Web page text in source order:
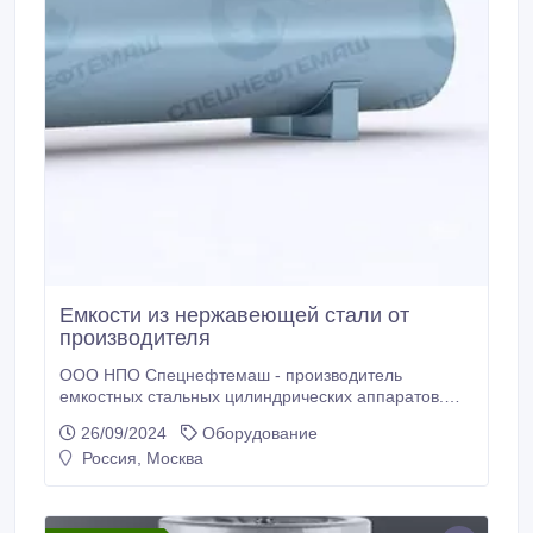
Емкости из нержавеющей стали от
производителя
ООО НПО Спецнефтемаш - производитель
емкостных стальных цилиндрических аппаратов.
предлагаем конкурентные цены на рынках РФ и
СНГ. Мы предлагаем новые Аппараты емкостные
Аппараты емкостные стальные цилиндрические
26/09/2024
Оборудование
Россия, Москва